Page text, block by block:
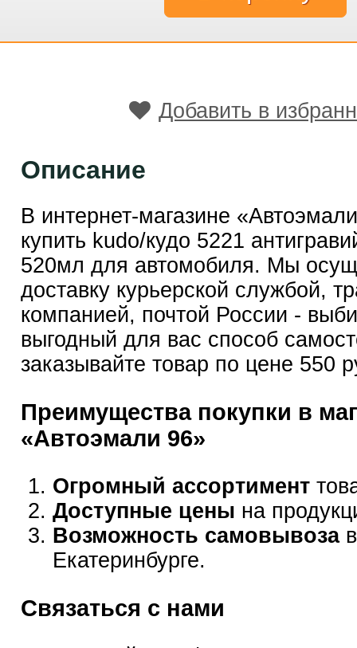
Добавить в
Описание
В интернет-магазине
купить kudo/кудо 5221
520мл для автомобиля. Мы
доставку курьерской службой,
компанией, почтой России -
выгодный для вас способ
заказывайте товар по цене 550
Преимущества покупки в
«Автоэмали 96»
Огромный ассортимент
Доступные цены на
Возможность самовывозав
Екатеринбурге.
Связаться с нами